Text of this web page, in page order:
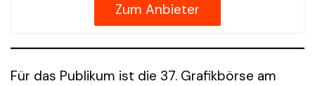
Zum Anbieter
Für das Publikum ist die 37. Grafikbörse am